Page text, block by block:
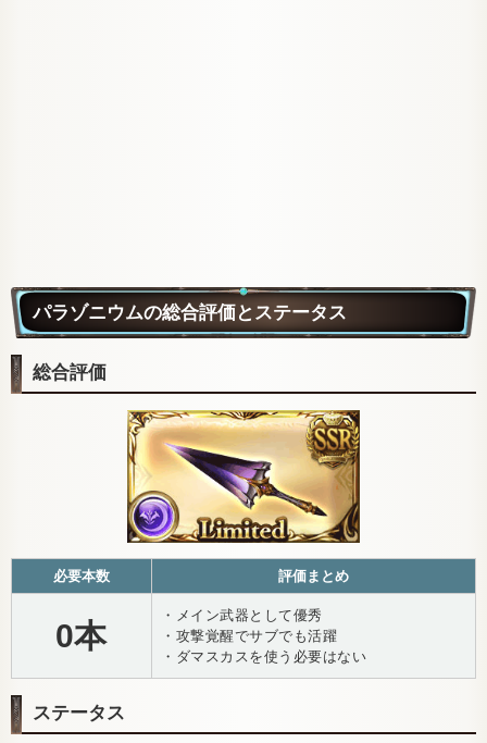
パラゾニウムの総合評価とステータス
総合評価
必要本数 評価まとめ
0本
・メイン武器として優秀
・攻撃覚醒でサブでも活躍
・ダマスカスを使う必要はない
ステータス